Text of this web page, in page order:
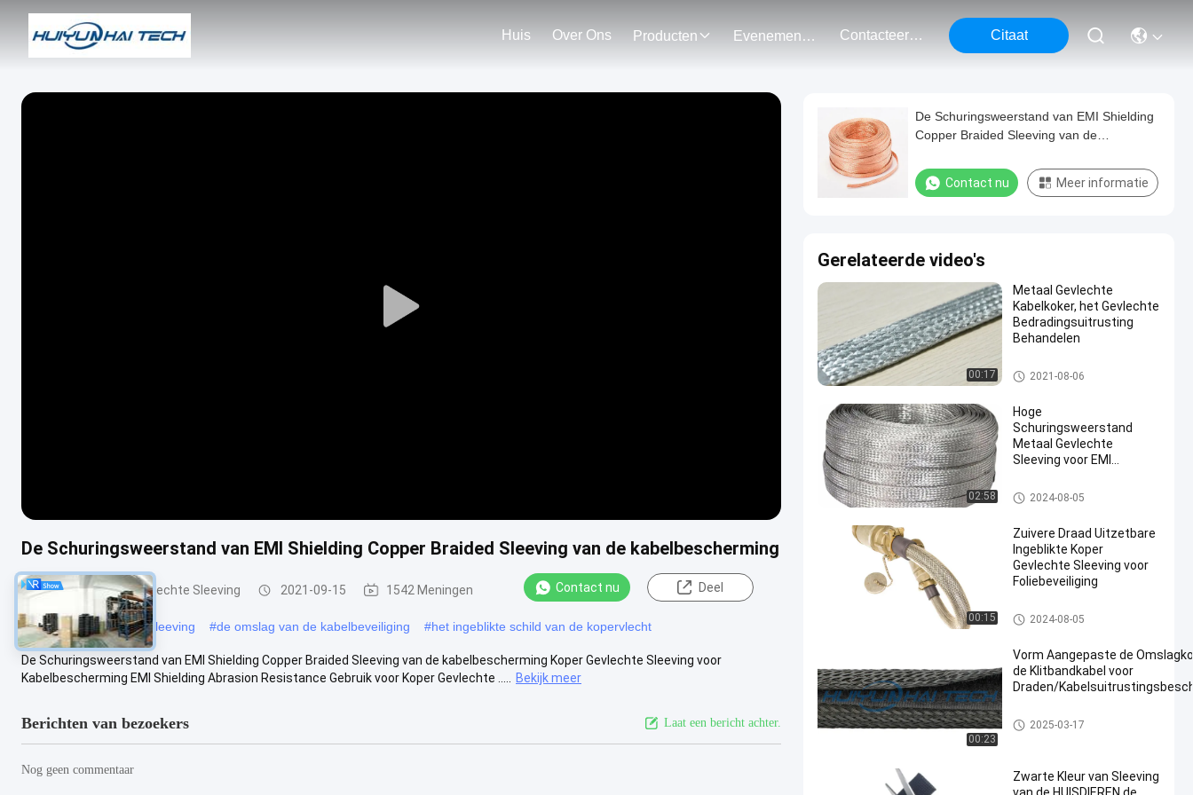
Huis Over Ons Producten Evenementen Contacteer Ons Citaat
Play
De Schuringsweerstand van EMI Shielding Copper Braided Sleeving van de kabelbescherming
Ingeblikte Koper Gevlechte Sleeving 2021-09-15 1542 Meningen Contact nu Deel
#het metaal gevlechte sleeving #de omslag van de kabelbeveiliging #het ingeblikte schild van de kopervlecht
De Schuringsweerstand van EMI Shielding Copper Braided Sleeving van de kabelbescherming Koper Gevlechte Sleeving voor
Kabelbescherming EMI Shielding Abrasion Resistance Gebruik voor Koper Gevlechte .....
Bekijk meer
Berichten van bezoekers Laat een bericht achter.
Nog geen commentaar
De Schuringsweerstand van EMI Shielding
Copper Braided Sleeving van de
Contact nu Meer informatie
Gerelateerde video's
00:17
Metaal Gevlechte
Kabelkoker, het Gevlechte
Bedradingsuitrusting
Behandelen
Ingeblikte Koper Gevlechte Slee
ving
2021-08-06
02:58
Hoge
Schuringsweerstand
Metaal Gevlechte
Sleeving voor EMI
Ingeblikte Koper Gevlechte Slee
ving
2024-08-05
00:15
Zuivere Draad Uitzetbare
Ingeblikte Koper
Gevlechte Sleeving voor
Foliebeveiliging
Ingeblikte Koper Gevlechte Slee
ving
2024-08-05
00:23
Vorm Aangepaste de
de Klitbandkabel voor
Draden/
De Koker van de klitbandkabel
2025-03-17
Zwarte Kleur van Sleeving